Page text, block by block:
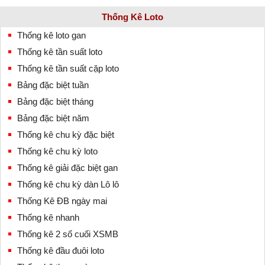
Thống Kê Loto
Thống kê loto gan
Thống kê tần suất loto
Thống kê tần suất cặp loto
Bảng đặc biệt tuần
Bảng đặc biệt tháng
Bảng đặc biệt năm
Thống kê chu kỳ đặc biệt
Thống kê chu kỳ loto
Thống kê giải đặc biệt gan
Thống kê chu kỳ dàn Lô lô
Thống Kê ĐB ngày mai
Thống kê nhanh
Thống kê 2 số cuối XSMB
Thống kê đầu đuôi loto